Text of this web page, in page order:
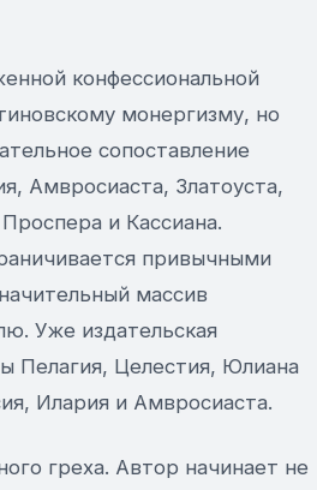
конфессиональной
монергизму, но
сопоставление
Амвросиаста, Златоуста,
и Кассиана.
привычными
массив
Уже издательская
Пелагия, Целестия, Юлиана
Илария и Амвросиаста.
греха. Автор начинает не